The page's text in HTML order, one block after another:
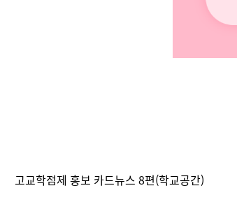
고교학점제 홍보 카드뉴스 8편(학교공간)